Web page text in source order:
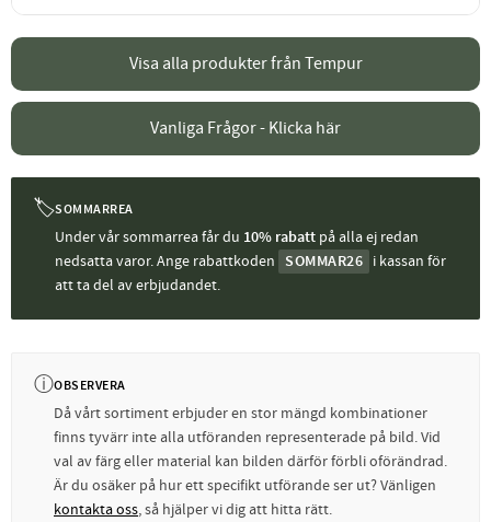
Visa alla produkter från Tempur
Vanliga Frågor - Klicka här
🏷SOMMARREA
Under vår sommarrea får du 10% rabatt på alla ej redan
nedsatta varor. Ange rabattkoden
SOMMAR26 i kassan för
att ta del av erbjudandet.
ⓘOBSERVERA
Då vårt sortiment erbjuder en stor mängd kombinationer
finns tyvärr inte alla utföranden representerade på bild. Vid
val av färg eller material kan bilden därför förbli oförändrad.
Är du osäker på hur ett specifikt utförande ser ut? Vänligen
kontakta oss, så hjälper vi dig att hitta rätt.